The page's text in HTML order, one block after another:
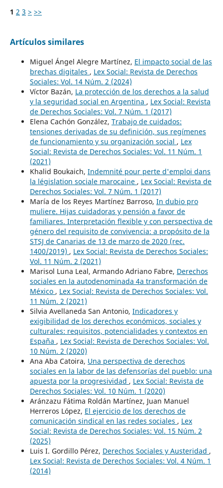
1 2 3 > >>
Artículos similares
Miguel Ángel Alegre Martínez, El impacto social de las
brechas digitales , Lex Social: Revista de Derechos
Sociales: Vol. 14 Núm. 2 (2024)
Víctor Bazán, La protección de los derechos a la salud
y la seguridad social en Argentina , Lex Social: Revista
de Derechos Sociales: Vol. 7 Núm. 1 (2017)
Elena Cachón González, Trabajo de cuidados:
tensiones derivadas de su definición, sus regímenes
de funcionamiento y su organización social , Lex
Social: Revista de Derechos Sociales: Vol. 11 Núm. 1
(2021)
Khalid Boukaich, Indemnité pour perte d'emploi dans
la législation sociale marocaine , Lex Social: Revista de
Derechos Sociales: Vol. 7 Núm. 1 (2017)
María de los Reyes Martínez Barroso, In dubio pro
muliere. Hijas cuidadoras y pensión a favor de
familiares. Interpretación flexible y con perspectiva de
género del requisito de convivencia: a propósito de la
STSJ de Canarias de 13 de marzo de 2020 (rec.
1400/2019) , Lex Social: Revista de Derechos Sociales:
Vol. 11 Núm. 2 (2021)
Marisol Luna Leal, Armando Adriano Fabre, Derechos
sociales en la autodenominada 4a transformación de
México , Lex Social: Revista de Derechos Sociales: Vol.
11 Núm. 2 (2021)
Silvia Avellaneda San Antonio, Indicadores y
exigibilidad de los derechos económicos, sociales y
culturales: requisitos, potencialidades y contextos en
España , Lex Social: Revista de Derechos Sociales: Vol.
10 Núm. 2 (2020)
Ana Aba Catoira, Una perspectiva de derechos
sociales en la labor de las defensorías del pueblo: una
apuesta por la progresividad , Lex Social: Revista de
Derechos Sociales: Vol. 10 Núm. 1 (2020)
Aránzazu Fátima Roldán Martínez, Juan Manuel
Herreros López, El ejercicio de los derechos de
comunicación sindical en las redes sociales , Lex
Social: Revista de Derechos Sociales: Vol. 15 Núm. 2
(2025)
Luis I. Gordillo Pérez, Derechos Sociales y Austeridad ,
Lex Social: Revista de Derechos Sociales: Vol. 4 Núm. 1
(2014)